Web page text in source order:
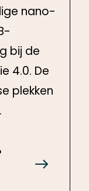
nano-
bij de
4.0. De
plekken